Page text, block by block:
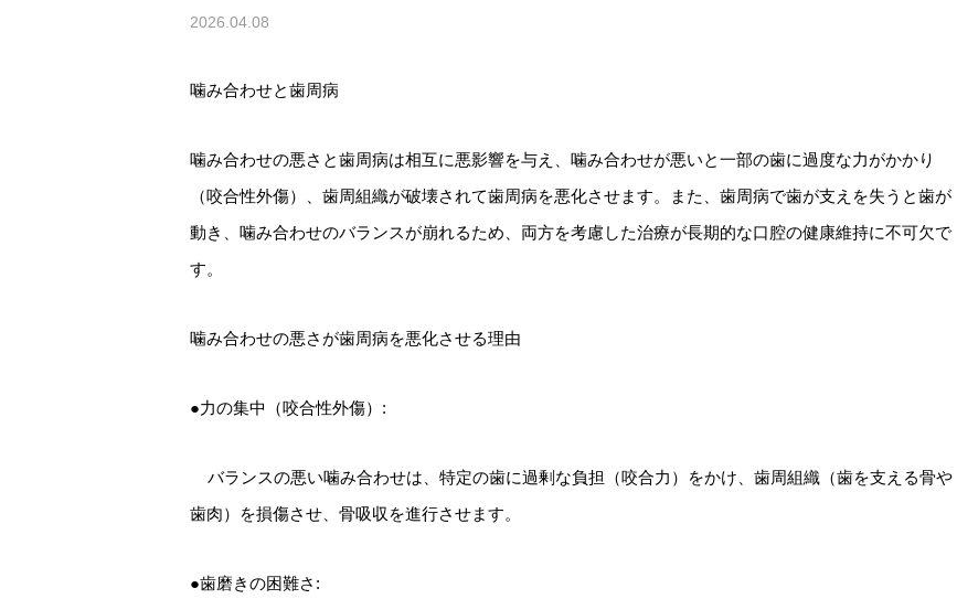
2026.04.08
噛み合わせと歯周病
噛み合わせの悪さと歯周病は相互に悪影響を与え、噛み合わせが悪いと一部の歯に過度な力がかかり
（咬合性外傷）、歯周組織が破壊されて歯周病を悪化させます。また、歯周病で歯が支えを失うと歯が
動き、噛み合わせのバランスが崩れるため、両方を考慮した治療が長期的な口腔の健康維持に不可欠で
す。
噛み合わせの悪さが歯周病を悪化させる理由
●力の集中（咬合性外傷）:
バランスの悪い噛み合わせは、特定の歯に過剰な負担（咬合力）をかけ、歯周組織（歯を支える骨や
歯肉）を損傷させ、骨吸収を進行させます。
●歯磨きの困難さ: